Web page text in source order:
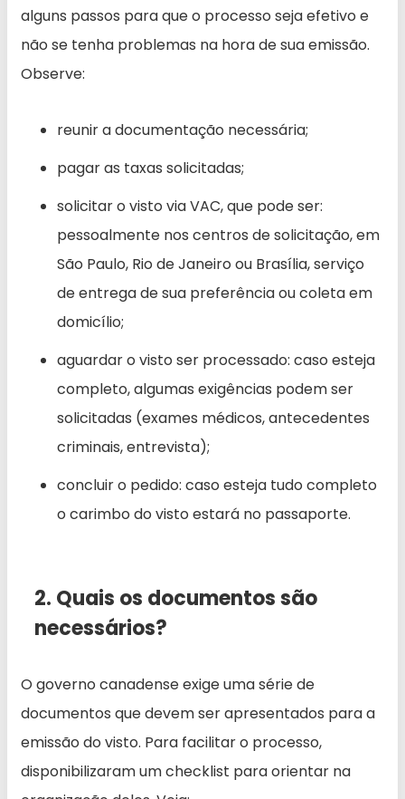
alguns passos para que o processo seja efetivo e
não se tenha problemas na hora de sua emissão.
Observe:
reunir a documentação necessária;
pagar as taxas solicitadas;
solicitar o visto via VAC, que pode ser:
pessoalmente nos centros de solicitação, em
São Paulo, Rio de Janeiro ou Brasília, serviço
de entrega de sua preferência ou coleta em
domicílio;
aguardar o visto ser processado: caso esteja
completo, algumas exigências podem ser
solicitadas (exames médicos, antecedentes
criminais, entrevista);
concluir o pedido: caso esteja tudo completo
o carimbo do visto estará no passaporte.
2. Quais os documentos são
necessários?
O governo canadense exige uma série de
documentos que devem ser apresentados para a
emissão do visto. Para facilitar o processo,
disponibilizaram um checklist para orientar na